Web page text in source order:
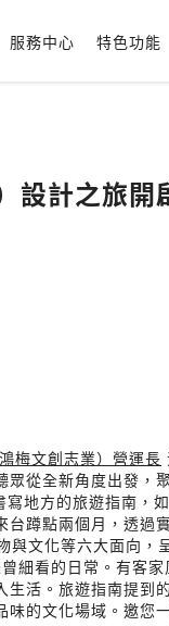
服務中心 特色功能
設計之旅開
梅文創志業）營運長
從全新角度出發
地方的旅遊指南，
蹲點兩個月，透過
文化等六大面向，
看的日常。有客
活。旅遊指南提到
的文化場域。邀您